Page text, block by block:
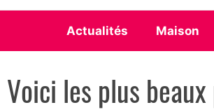
Actualités Maison
Voici les plus